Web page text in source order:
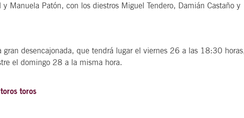
y Manuela Patón, con los diestros Miguel Tendero, Damián Castaño y
gran desencajonada, que tendrá lugar el viernes 26 a las 18:30
el domingo 28 a la misma hora.
toros